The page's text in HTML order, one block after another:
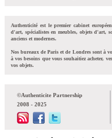
Authenticité est le premier cabinet
d'art, spécialistes en meubles, objets d'art,
anciens et modernes.
Nos bureaux de Paris et de Londres sont à
à vos besoins que vous souhaitiez acheter,
vos objets.
©Authenticite Partnership
2008 - 2025